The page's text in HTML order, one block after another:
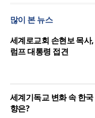
느헤미야 연합기
세기총 “자유를
여”
많이 본 뉴스
세계로교회 손현보 목사
럼프 대통령 접견
세계기독교 변화 속 한
향은?